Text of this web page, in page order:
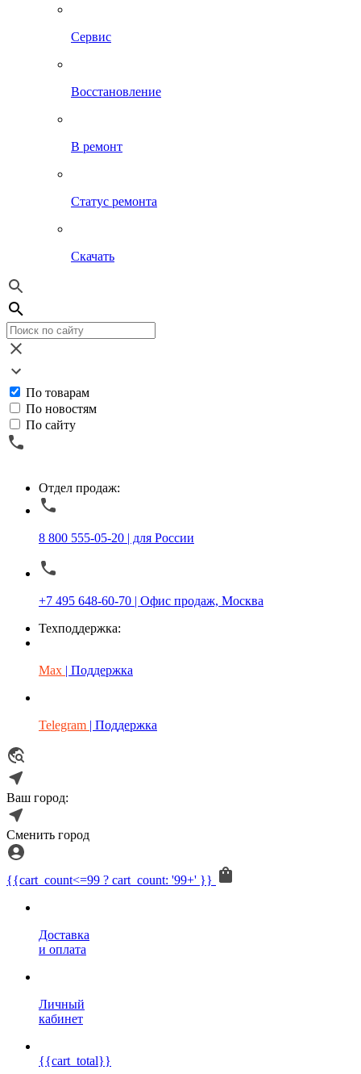
Сервис
Восстановление
В ремонт
Статус ремонта
Скачать
По товарам
По новостям
По сайту
Отдел продаж:
8 800 555-05-20 | для России
+7 495 648-60-70 | Офис продаж, Москва
Техподдержка:
Max | Поддержка
Telegram | Поддержка
Ваш город:
Сменить город
{{cart_count<=99 ? cart_count: '99+' }}
Доставка
и оплата
Личный
кабинет
{{cart_total}}